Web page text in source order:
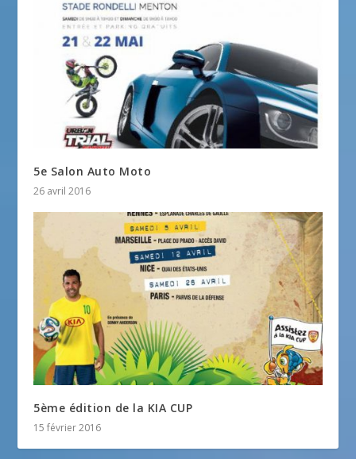
5e Salon Auto Moto
26 avril 2016
5ème édition de la KIA CUP
15 février 2016